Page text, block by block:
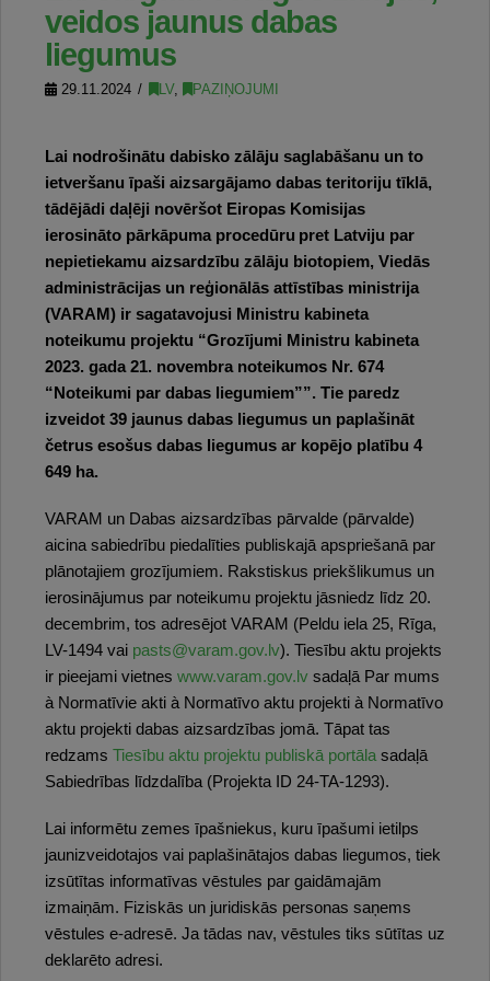
veidos jaunus dabas
liegumus
29.11.2024 LV, PAZIŅOJUMI
Lai nodrošinātu dabisko zālāju saglabāšanu un to
ietveršanu īpaši aizsargājamo dabas teritoriju tīklā,
tādējādi daļēji novēršot Eiropas Komisijas
ierosināto pārkāpuma procedūru pret Latviju par
nepietiekamu aizsardzību zālāju biotopiem, Viedās
administrācijas un reģionālās attīstības ministrija
(VARAM) ir sagatavojusi Ministru kabineta
noteikumu projektu “Grozījumi Ministru kabineta
2023. gada 21. novembra noteikumos Nr. 674
“Noteikumi par dabas liegumiem””. Tie paredz
izveidot 39 jaunus dabas liegumus un paplašināt
četrus esošus dabas liegumus ar kopējo platību 4
649 ha.
VARAM un Dabas aizsardzības pārvalde (pārvalde)
aicina sabiedrību piedalīties publiskajā apspriešanā par
plānotajiem grozījumiem. Rakstiskus priekšlikumus un
ierosinājumus par noteikumu projektu jāsniedz līdz 20.
decembrim, tos adresējot VARAM (Peldu iela 25, Rīga,
LV-1494 vai pasts@varam.gov.lv). Tiesību aktu projekts
ir pieejami vietnes www.varam.gov.lv sadaļā Par mums
à Normatīvie akti à Normatīvo aktu projekti à Normatīvo
aktu projekti dabas aizsardzības jomā. Tāpat tas
redzams Tiesību aktu projektu publiskā portāla sadaļā
Sabiedrības līdzdalība (Projekta ID 24-TA-1293).
Lai informētu zemes īpašniekus, kuru īpašumi ietilps
jaunizveidotajos vai paplašinātajos dabas liegumos, tiek
izsūtītas informatīvas vēstules par gaidāmajām
izmaiņām. Fiziskās un juridiskās personas saņems
vēstules e-adresē. Ja tādas nav, vēstules tiks sūtītas uz
deklarēto adresi.